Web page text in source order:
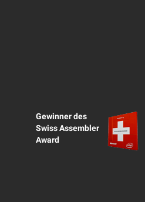
Gewinner des
Swiss Assembler
Award